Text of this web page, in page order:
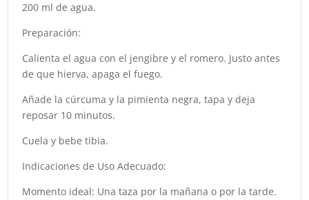
200 ml de agua.
Preparación:
Calienta el agua con el jengibre y el romero. Justo antes
de que hierva, apaga el fuego.
Añade la cúrcuma y la pimienta negra, tapa y deja
reposar 10 minutos.
Cuela y bebe tibia.
Indicaciones de Uso Adecuado:
Momento ideal: Una taza por la mañana o por la tarde.